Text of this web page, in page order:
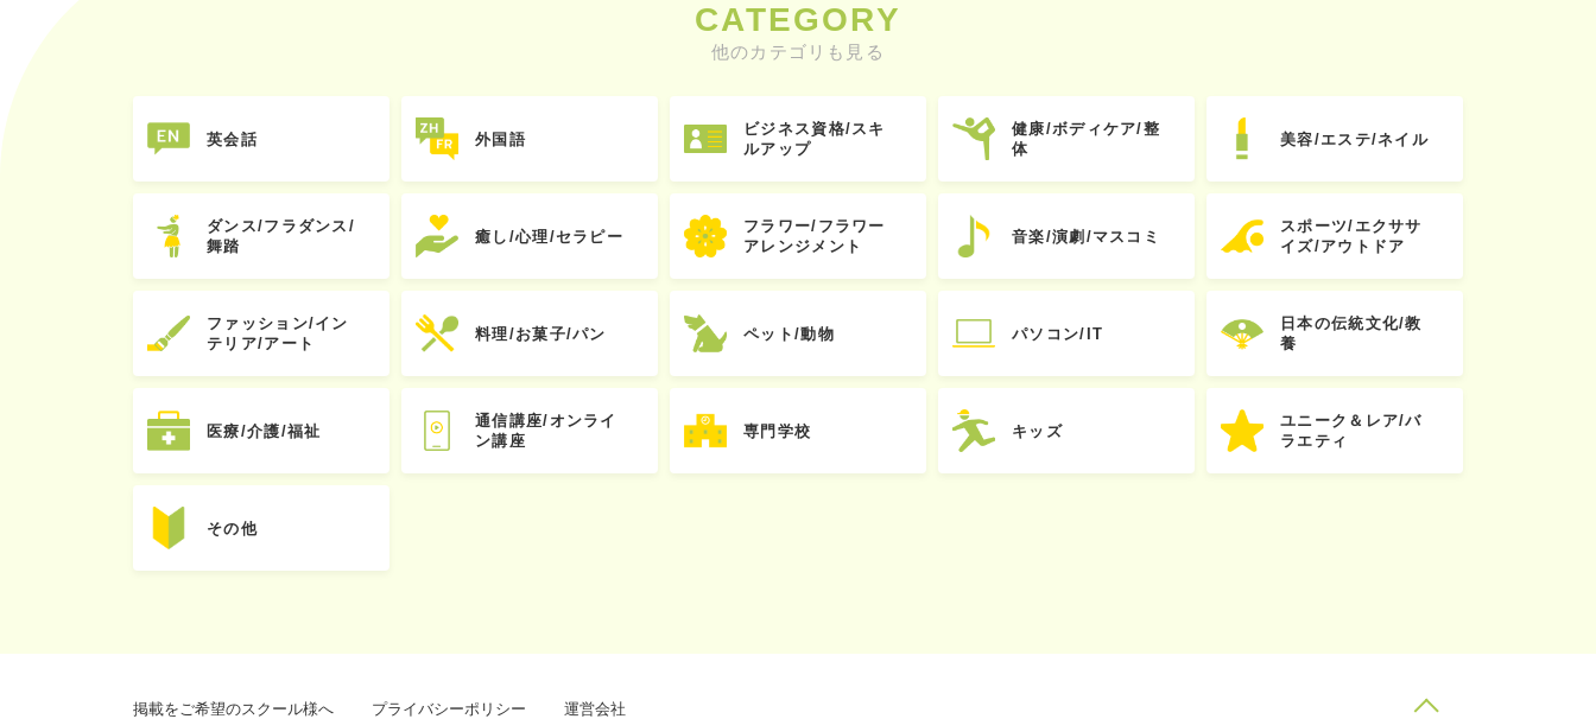
CATEGORY
他のカテゴリも見る
英会話 外国語
ビジネス資格/スキ
ルアップ
健康/ボディケア/整
体
美容/エステ/ネイル
ダンス/フラダンス/
舞踏
癒し/心理/セラピー
フラワー/フラワー
アレンジメント
音楽/演劇/マスコミ
スポーツ/エクササ
イズ/アウトドア
ファッション/イン
テリア/アート
料理/お菓子/パン ペット/動物 パソコン/IT
日本の伝統文化/教
養
医療/介護/福祉
通信講座/オンライ
ン講座
専門学校 キッズ
ユニーク＆レア/バ
ラエティ
その他
掲載をご希望のスクール様へ プライバシーポリシー 運営会社